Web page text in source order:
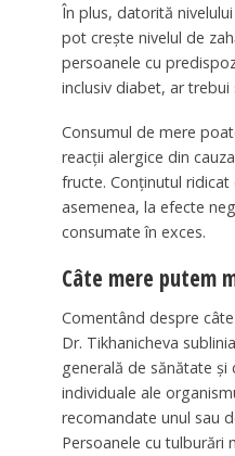
În plus, datorită
pot crește nivelul de
persoanele cu
inclusiv diabet, ar trebui
Consumul de mere
reacții alergice din
fructe. Conținutul
asemenea, la efecte
consumate în exces.
Câte mere putem
Comentând despre
Dr. Tikhanicheva
generală de sănătate și
individuale ale
recomandate unul sau
Persoanele cu tulburări